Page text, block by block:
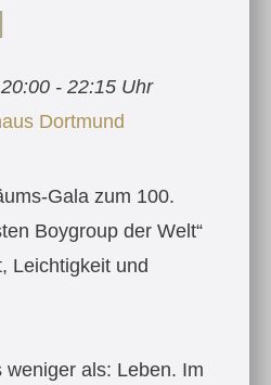
20:00 - 22:15 Uhr
Dortmund
Gala zum 100.
Boygroup der Welt“
Leichtigkeit und
weniger als: Leben. Im